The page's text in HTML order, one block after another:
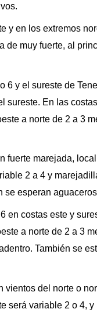
y en los extremos
de muy fuerte, al
6 y el sureste de
sureste. En las
a norte de 2 a 3
fuerte marejada,
2 a 4 y
se esperan
en costas este y
a norte de 2 a 3
También se
del norte o
será variable 2 o 4,